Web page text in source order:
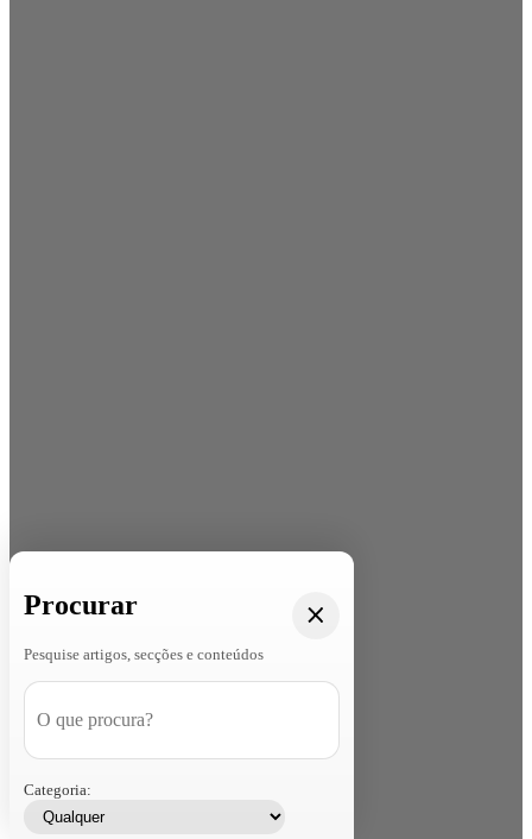
Procurar
Pesquise artigos, secções e conteúdos
Categoria: